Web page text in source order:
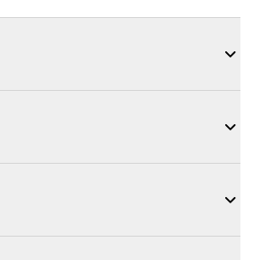


